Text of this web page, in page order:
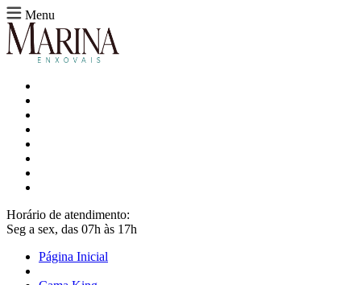
Menu
Horário de atendimento:
Seg a sex, das 07h às 17h
Página Inicial